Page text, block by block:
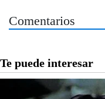
Comentarios